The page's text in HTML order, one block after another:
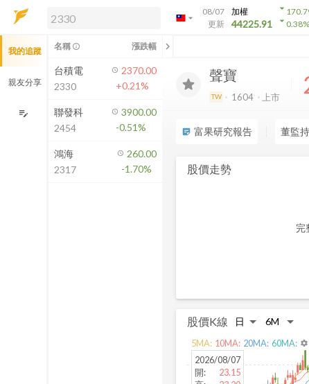
arrow_drop_down
08/07
更新
加權
44225.91
arrow_drop_down
arrow_drop_down0.38%
解鎖即時行情及進階功能
方案」，即可解鎖以下功能：
即時行情
即時市況與排行
成交金額熱力圖
前往方案訂閱
如何綁定合作券商
聲寶
TW 1604 上市
sticky_note_2 富果研究報告 董監
股價走勢
完
股價K線
2026/08/07
開:
23.15
5MA: 10MA: 20MA: 60MA: settings
我的追蹤
親友分享
edit_note
名稱 info_outline 漲跌幅 chevron_left
台積電
2330
2370.00
+0.21%
聯發科
2454
3900.00
-0.51%
鴻海
2317
260.00
-1.70%